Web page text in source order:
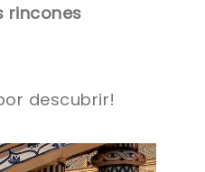
rincones
descubrir!